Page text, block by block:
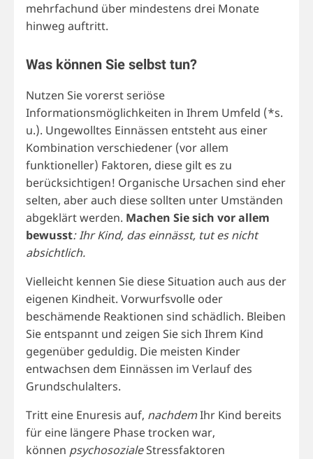
mehrfachund über mindestens drei Monate
hinweg auftritt.
Was können Sie selbst tun?
Nutzen Sie vorerst seriöse
Informationsmöglichkeiten in Ihrem Umfeld (*s.
u.). Ungewolltes Einnässen entsteht aus einer
Kombination verschiedener (vor allem
funktioneller) Faktoren, diese gilt es zu
berücksichtigen! Organische Ursachen sind eher
selten, aber auch diese sollten unter Umständen
abgeklärt werden. Machen Sie sich vor allem
bewusst: Ihr Kind, das einnässt, tut es nicht
absichtlich.
Vielleicht kennen Sie diese Situation auch aus der
eigenen Kindheit. Vorwurfsvolle oder
beschämende Reaktionen sind schädlich. Bleiben
Sie entspannt und zeigen Sie sich Ihrem Kind
gegenüber geduldig. Die meisten Kinder
entwachsen dem Einnässen im Verlauf des
Grundschulalters.
Tritt eine Enuresis auf, nachdemIhr Kind bereits
für eine längere Phase trocken war,
können psychosozialeStressfaktoren